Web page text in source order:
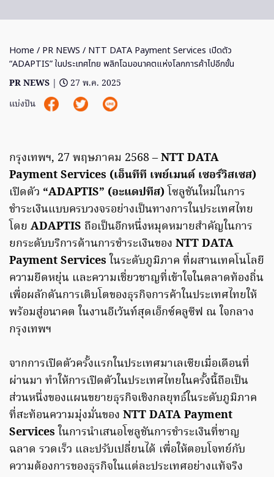
Home / PR NEWS / NTT DATA Payment Services เปิดตัว
“ADAPTIS” ในประเทศไทย พลิกโฉมอนาคตแห่งโลกการค้าไปอีกขั้น
PR NEWS |
27 พ.ค. 2025
แบ่งปัน
กรุงเทพฯ, 27 พฤษภาคม 2568 –NTT DATA
Payment Services (เอ็นทีที เพย์เมนต์ เซอร์วิสเซส)
เปิดตัว “ADAPTIS” (อะแดปทีส) โซลูชันใหม่ในการ
ชำระเงินแบบครบวงจรอย่างเป็นทางการในประเทศไทย
โดย ADAPTIS ถือเป็นอีกหนึ่งหมุดหมายสำคัญในการ
ยกระดับบริการด้านการชำระเงินของ NTT DATA
Payment Services ในระดับภูมิภาค ที่ผสานเทคโนโลยี
ความยืดหยุ่น และความเชี่ยวชาญที่เข้าใจในตลาดท้องถิ่น
เพื่อผลักดันการเติบโตของธุรกิจการค้าในประเทศไทยให้
พร้อมสู่อนาคต ในงานอีเว้นท์สุดเอ็กซ์คลูซีฟ ณ ใจกลาง
กรุงเทพฯ
จากการเปิดตัวครั้งแรกในประเทศมาเลเซียเมื่อเดือนที่
ผ่านมา ทำให้การเปิดตัวในประเทศไทยในครั้งนี้ถือเป็น
ส่วนหนึ่งของแผนขยายธุรกิจเชิงกลยุทธ์ในระดับภูมิภาค
ที่สะท้อนความมุ่งมั่นของ NTT DATA Payment
Services ในการนำเสนอโซลูชันการชำระเงินที่ชาญ
ฉลาด รวดเร็ว และปรับเปลี่ยนได้ เพื่อให้ตอบโจทย์กับ
ความต้องการของธุรกิจในแต่ละประเทศอย่างแท้จริง